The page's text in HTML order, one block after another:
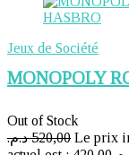
Jeux de Société
MONOPOLY
Out of Stock
520,00 د.م.